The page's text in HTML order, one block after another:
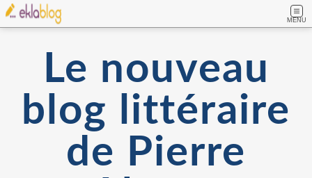
MENU
Le nouveau
blog littéraire
de Pierre